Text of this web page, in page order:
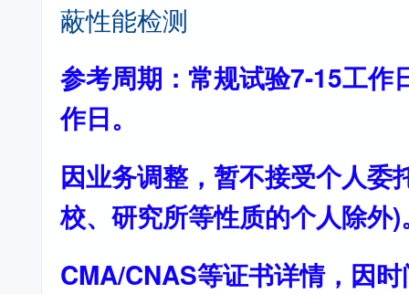
蔽性能检测
参考周期：常规试验7-15工作
作日。
因业务调整，暂不接受个人委
校、研究所等性质的个人除外)
CMA/CNAS等证书详情，因